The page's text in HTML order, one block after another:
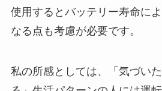
使用するとバッテリー寿命に
なる点も考慮が必要です。
私の所感としては、「気づい